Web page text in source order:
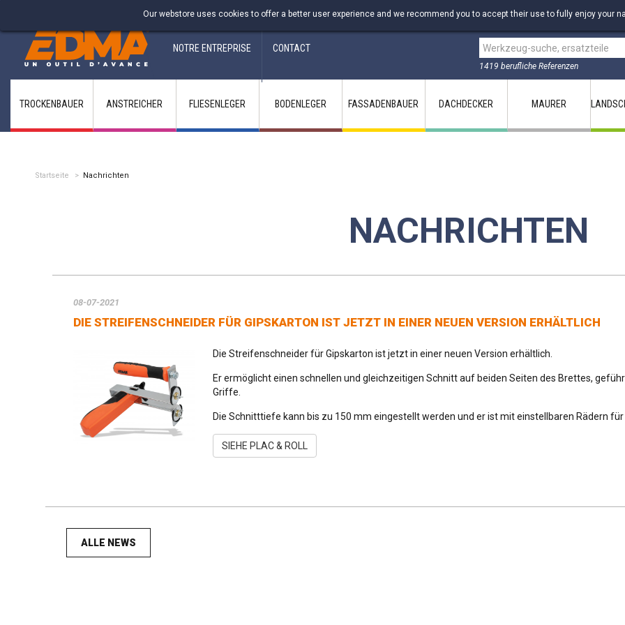
Fabricant francais depuis 1937
NOTRE ENTREPRISE CONTACT
1419 berufliche Referenzen
Our webstore uses cookies to offer a better user experience and we recommend you to accept their use to fully enjoy your
TROCKENBAUER ANSTREICHER FLIESENLEGER BODENLEGER FASSADENBAUER DACHDECKER MAURER
Startseite > Nachrichten
NACHRICHTEN
08-07-2021
DIE STREIFENSCHNEIDER FÜR GIPSKARTON IST JETZT IN EINER NEUEN VERSION ERHÄLTLICH
Die Streifenschneider für Gipskarton ist jetzt in einer neuen Version erhältlich.
Er ermöglicht einen schnellen und gleichzeitigen Schnitt auf beiden Seiten des Brettes,
Griffe.
Die Schnitttiefe kann bis zu 150 mm eingestellt werden und er ist mit einstellbaren Rädern
SIEHE PLAC & ROLL
ALLE NEWS